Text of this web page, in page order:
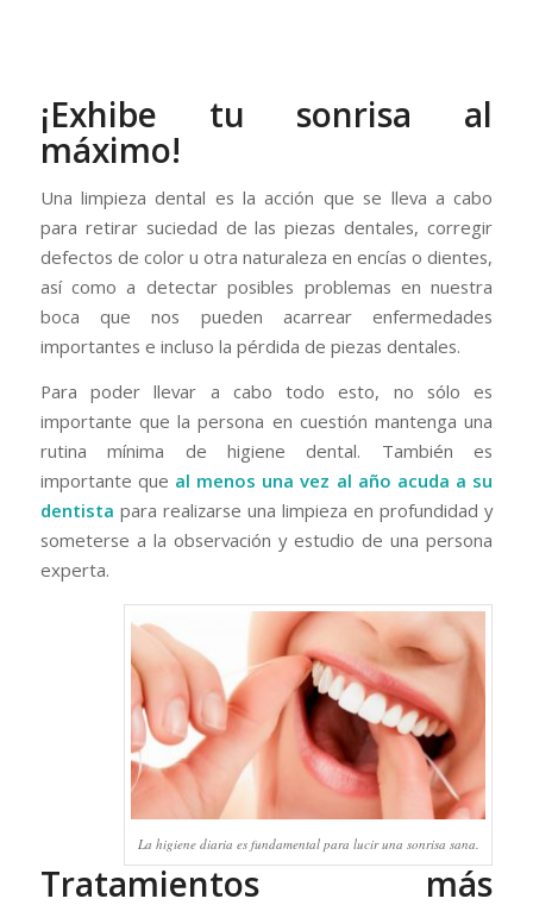
¡Exhibe tu sonrisa al
máximo!
Una limpieza dental es la acción que se lleva a cabo
para retirar suciedad de las piezas dentales, corregir
defectos de color u otra naturaleza en encías o dientes,
así como a detectar posibles problemas en nuestra
boca que nos pueden acarrear enfermedades
importantes e incluso la pérdida de piezas dentales.
Para poder llevar a cabo todo esto, no sólo es
importante que la persona en cuestión mantenga una
rutina mínima de higiene dental. También es
importante que al menos una vez al año acuda a su
dentista para realizarse una limpieza en profundidad y
someterse a la observación y estudio de una persona
experta.
La higiene diaria es fundamental para lucir una sonrisa sana.
Tratamientos más